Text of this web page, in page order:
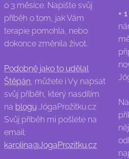
o 3 měsíce. Napište svůj
příběh o tom, jak Vám
terapie pomohla, nebo
dokonce změnila život.
Podobně jako to udělal
Štěpán, můžete i Vy napsat
svůj příběh, který nasdílím
na blogu JógaProžitku.cz
Svůj příběh mi pošlete na
email:
karolina@JogaProzitku.cz
+